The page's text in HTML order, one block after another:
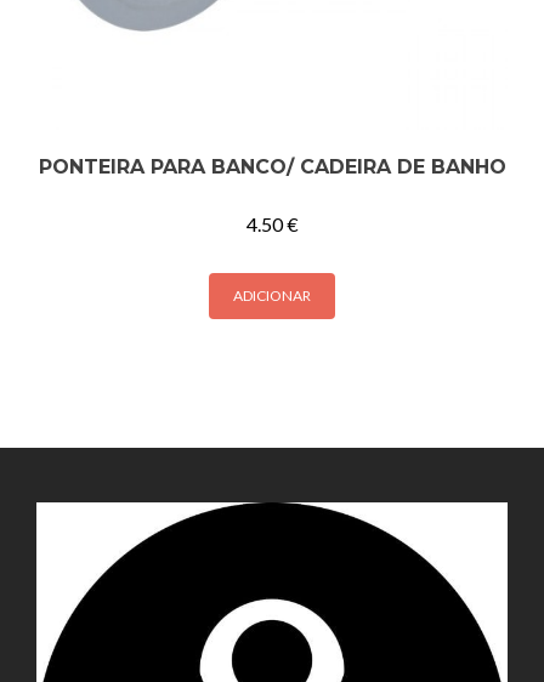
PONTEIRA PARA BANCO/ CADEIRA DE BANHO
4.50€
ADICIONAR